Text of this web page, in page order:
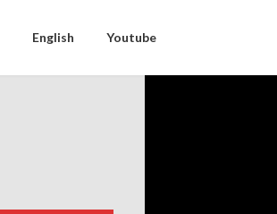
English Youtube